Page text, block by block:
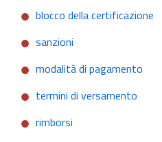
blocco della certificazione
sanzioni
modalità di pagamento
termini di versamento
rimborsi